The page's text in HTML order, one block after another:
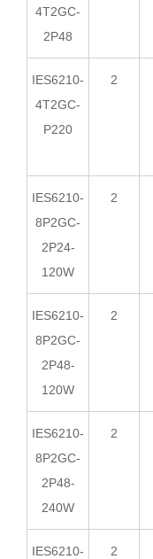
4T2GC-
2P48
IES6210-
4T2GC-
P220
2
IES6210-
8P2GC-
2P24-
120W
2
IES6210-
8P2GC-
2P48-
120W
2
IES6210-
8P2GC-
2P48-
240W
2
IES6210-
2